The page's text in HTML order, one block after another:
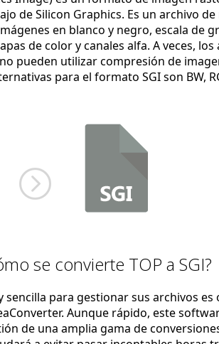
de Silicon Graphics. Es un archivo
en blanco y negro, escala de
de color y canales alfa. A veces, los
pueden utilizar compresión de
para el formato SGI son BW,
se convierte TOP a SGI?
sencilla para gestionar sus archivos
Aunque rápido, este
de una amplia gama de